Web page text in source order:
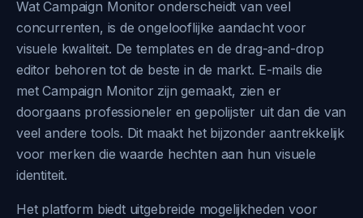
Wat Campaign Monitor onderscheidt van veel
concurrenten, is de ongelooflijke aandacht voor
visuele kwaliteit. De templates en de drag-and-drop
editor behoren tot de beste in de markt. E-mails die
met Campaign Monitor zijn gemaakt, zien er
doorgaans professioneler en gepolijster uit dan die van
veel andere tools. Dit maakt het bijzonder aantrekkelijk
voor merken die waarde hechten aan hun visuele
identiteit.
Het platform biedt uitgebreide mogelijkheden voor